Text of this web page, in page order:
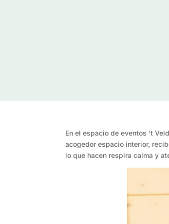
En el espacio de eventos 't
acogedor espacio interior,
lo que hacen respira calma y